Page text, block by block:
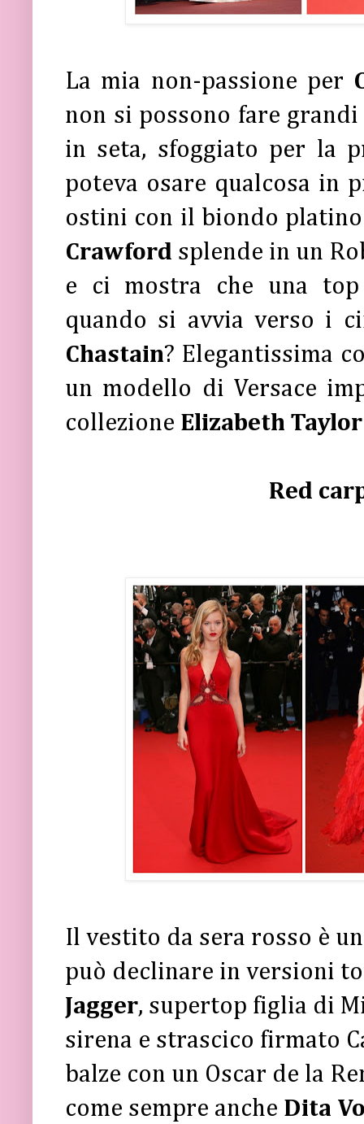
La mia non-passione per
non si possono fare
in seta, sfoggiato per la
poteva osare qualcosa in
ostini con il biondo
Crawford splende in un
e ci mostra che una
quando si avvia verso i
Chastain? Elegantissima
un modello di Versace
collezione Elizabeth Taylor
Red
Il vestito da sera rosso è
può declinare in versioni
Jagger, supertop figlia di
sirena e strascico firmato
balze con un Oscar de la
come sempre anche Dita